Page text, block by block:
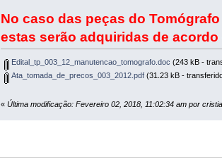
No caso das peças do
estas serão adquiridas de
Edital_tp_003_12_manutencao_tomografo.doc (243 kB -
Ata_tomada_de_precos_003_2012.pdf (31.23 kB -
«Última modificação: Fevereiro 02, 2018, 11:02:34 am por